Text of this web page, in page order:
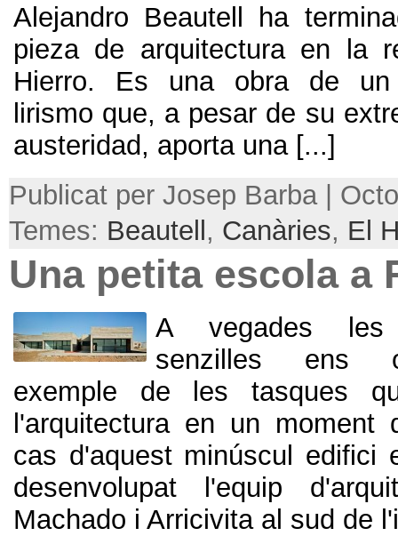
Alejandro Beautell ha
pieza de arquitectura en la
Hierro. Es una obra de un
lirismo que, a pesar de su
austeridad, aporta una[...]
Publicat per Josep Barba |
Temes: Beautell , Canàries, El
Una petita escola a
A vegades
senzilles ens
exemple de les tasques
l'arquitectura en un
cas d'aquest minúscul edifici
desenvolupat l'equip
Machado i Arricivita al sud de